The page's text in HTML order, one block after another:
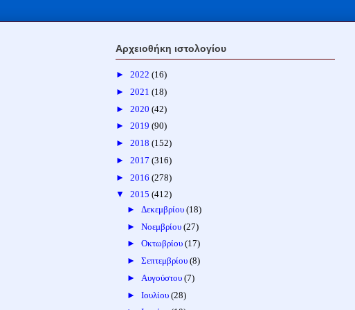
Αρχειοθήκη ιστολογίου
► 2022 (16)
► 2021 (18)
► 2020 (42)
► 2019 (90)
► 2018 (152)
► 2017 (316)
► 2016 (278)
▼ 2015 (412)
► Δεκεμβρίου (18)
► Νοεμβρίου (27)
► Οκτωβρίου (17)
► Σεπτεμβρίου (8)
► Αυγούστου (7)
► Ιουλίου (28)